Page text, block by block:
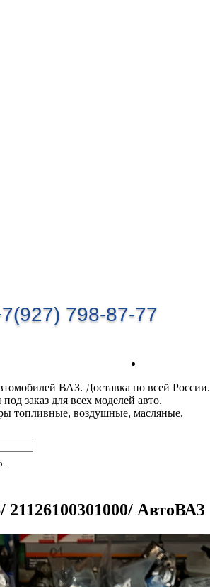
798-87-77
ВАЗ. Доставка по всей России.
заказ для всех моделей авто.
топливные, воздушные, масляные.
АвтоВАЗ